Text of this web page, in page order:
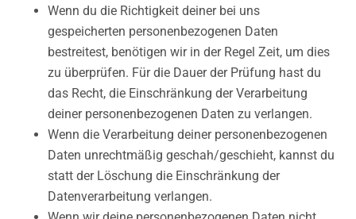
Wenn du die Richtigkeit deiner bei uns
gespeicherten personenbezogenen Daten
bestreitest, benötigen wir in der Regel Zeit, um dies
zu überprüfen. Für die Dauer der Prüfung hast du
das Recht, die Einschränkung der Verarbeitung
deiner personenbezogenen Daten zu verlangen.
Wenn die Verarbeitung deiner personenbezogenen
Daten unrechtmäßig geschah/geschieht, kannst du
statt der Löschung die Einschränkung der
Datenverarbeitung verlangen.